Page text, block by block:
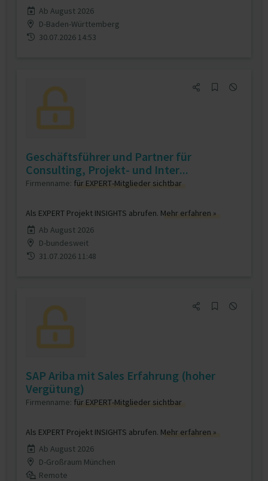
Ab August 2026
D-Baden-Württemberg
30.07.2026 14:53
Geschäftsführer und Partner für
Consulting, Projekt- und Inter...
Firmenname: für EXPERT-Mitglieder sichtbar
Als EXPERT Projekt INSIGHTS abrufen. Mehr erfahren »
Ab August 2026
D-bundesweit
31.07.2026 11:48
SAP Ariba mit Sales Erfahrung (hoher
Vergütung)
Firmenname: für EXPERT-Mitglieder sichtbar
Als EXPERT Projekt INSIGHTS abrufen. Mehr erfahren »
Ab August 2026
D-Großraum München
Remote